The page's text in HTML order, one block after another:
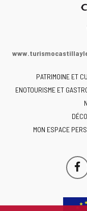
PATRIMOINE ET
ENOTOURISME ET
MON ESPACE